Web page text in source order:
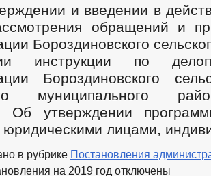
и введении в
обращений и
Бороздиновского
инструкции по
Бороздиновского
муниципального
Об утверждении
лицами,
в рубрике Постановления
на 2019 год отключены